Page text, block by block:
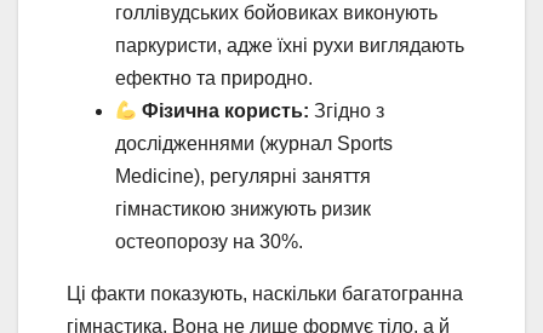
голлівудських бойовиках виконують
паркуристи, адже їхні рухи виглядають
ефектно та природно.
Фізична користь: Згідно з
дослідженнями (журнал Sports
Medicine), регулярні заняття
гімнастикою знижують ризик
остеопорозу на 30%.
Ці факти показують, наскільки багатогранна
гімнастика. Вона не лише формує тіло, а й